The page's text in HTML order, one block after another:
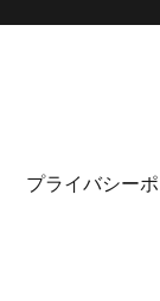
プライバシー